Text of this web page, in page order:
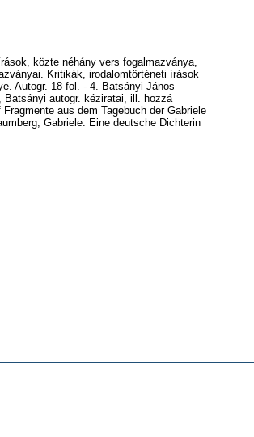
közte néhány vers fogalmazványa,
Kritikák, irodalomtörténeti írások
Autogr. 18 fol. - 4. Batsányi János
Batsányi autogr. kéziratai, ill. hozzá
aus dem Tagebuch der Gabriele
Gabriele: Eine deutsche Dichterin